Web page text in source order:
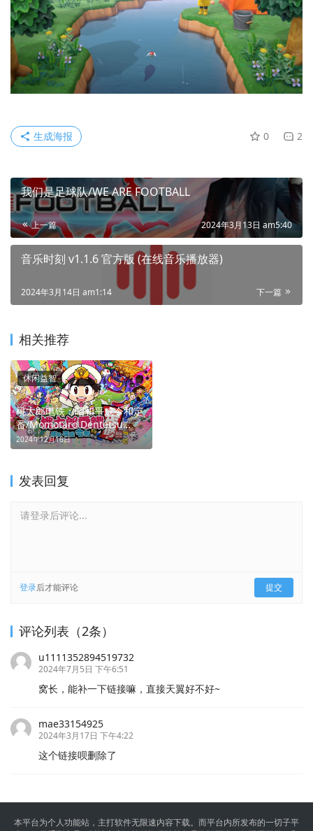
0 2
生成海报
我们是足球队/WE ARE FOOTBALL
上一篇 2024年3月13日 am5:40
音乐时刻 v1.1.6 官方版 (在线音乐播放器)
下一篇
2024年3月14日 am1:14
相关推荐
桃太郎电铁：昭和平成令和定
番/Momotaro Dentetsu
Showa Heisei Reiwa mo
Teiban (铁路大亨，日本争霸)
2024年12月16日
休闲益智
发表回复
请登录后评论...
登录后才能评论 提交
评论列表（2条）
u1111352894519732
2024年7月5日 下午6:51
窝长，能补一下链接嘛，直接天翼好不好~
mae33154925
2024年3月17日 下午4:22
这个链接呗删除了
本平台为个人功能站，主打软件无限速内容下载。而平台内所发布的一切子平